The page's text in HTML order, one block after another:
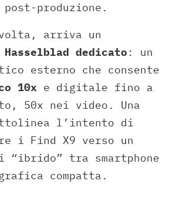
produzione.
arriva un
dedicato : un
esterno che consente
10x e digitale fino a
50x nei video. Una
l’intento di
i Find X9 verso un
tra smartphone
compatta.